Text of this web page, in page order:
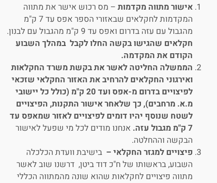
אישור מתווה מקדמות – מס רכוש אישר את מתווה
המקדמות לחקלאים שבאזורי הספר אפס עד 7 ק"מ
מהגבול עם עזה בדרום ואפס עד 9 ק"מ מהגבול עם לבנון.
חקלאים שהגישו בקשה החלו לקבל במהלך השבוע
הקודם את המקדמה.
הממשלה החליטה לאשר את בקשת משרד החקלאות
ואירגוני החקלאים להרחיב את האזור החקלאי שזכאי
לפיצויים בדרום מ-אפס ועד 20 ק"מ (כולל כל יישובי
מ.א. מרחבים), כך שלאחר אישור התקנות, הפיצויים
לשטח שנוסף יהיו דומים לפיצויים לאזור שמאפס עד
7 ק"מ מגבול עזה.
אנחנו מודים לכל מי שפעל לאישור
הבקשה וההחלטה.
פיצויים למגזר החקלאי – בישיבת וועדת הכלכלה
השבוע, בראשותו של ח"כ דוד ביטן, דרשנו שוב לאשר
מתווה פיצויים לחקלאות שהוא שונה מהמתווה הכללי